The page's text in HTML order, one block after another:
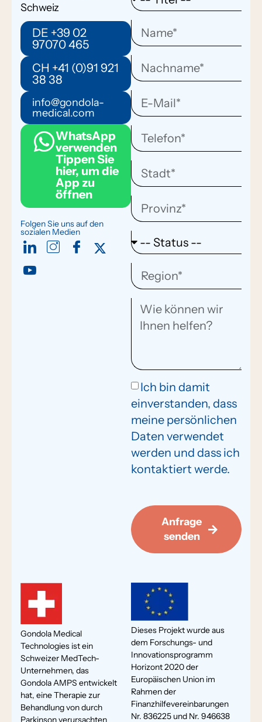
Schweiz
DE +39 02
97070 465
CH +41 (0)91 921
38 38
info@gondola-
medical.com
WhatsApp
verwenden
Tippen Sie
hier, um die
App zu
öffnen
Folgen Sie uns auf den
sozialen Medien
Ich bin damit
einverstanden, dass
meine persönlichen
Daten verwendet
werden und dass ich
kontaktiert werde.
Anfrage
senden
Gondola Medical
Technologies ist ein
Schweizer MedTech-
Unternehmen, das
Gondola AMPS entwickelt
hat, eine Therapie zur
Behandlung von durch
Parkinson verursachten
Dieses Projekt wurde aus
dem Forschungs- und
Innovationsprogramm
Horizont 2020 der
Europäischen Union im
Rahmen der
Finanzhilfevereinbarungen
Nr. 836225 und Nr. 946638